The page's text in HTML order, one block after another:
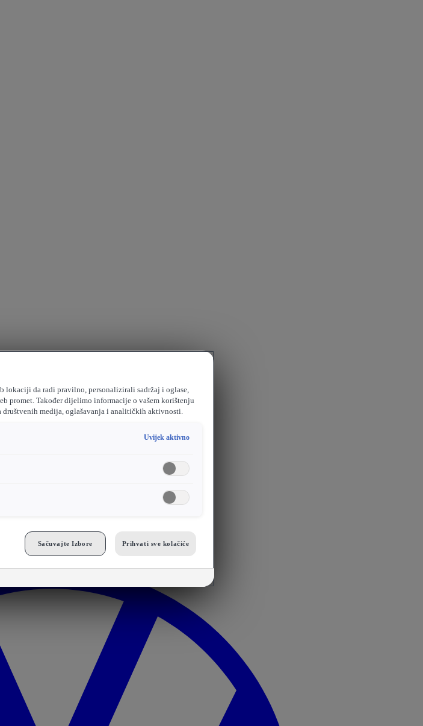
lokaciji da radi pravilno, personalizirali sadržaj i oglase,
promet. Također dijelimo informacije o vašem korištenju
društvenih medija, oglašavanja i analitičkih aktivnosti.
Uvijek aktivno
Sačuvajte Izbore Prihvati sve kolačiće